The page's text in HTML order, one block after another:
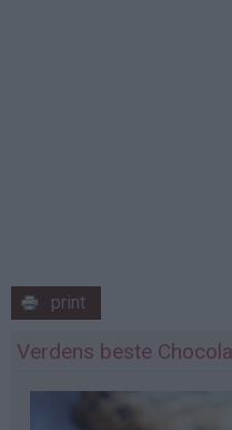
print
Verdens beste